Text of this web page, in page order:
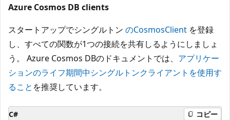
Azure Cosmos DB clients
スタートアップでシングルトン のCosmosClient を登録
し、すべての関数が1つの接続を共有しるようにしましょ
う。 Azure Cosmos DBのドキュメントでは、 アプリケー
ションのライフ期間中シングルトンクライアントを使用す
ること を推奨しています。
C# コピー